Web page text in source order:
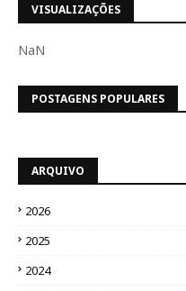
VISUALIZAÇÕES
NaN
POSTAGENS POPULARES
ARQUIVO
2026
2025
2024